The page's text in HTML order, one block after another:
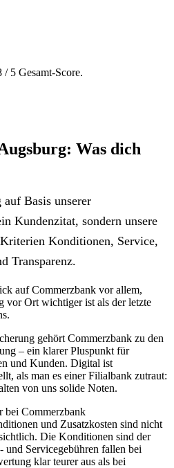
5 Gesamt-Score.
Was dich
Basis unserer
Kundenzitat, sondern unsere
Konditionen, Service,
Transparenz.
auf Commerzbank vor allem,
vor Ort wichtiger ist als der letzte
gehört Commerzbank zu den
– ein klarer Pluspunkt für
und Kunden. Digital ist
als man es einer Filialbank zutraut:
von uns solide Noten.
bei Commerzbank
und Zusatzkosten sind nicht
Die Konditionen sind der
Servicegebühren fallen bei
klar teurer aus als bei